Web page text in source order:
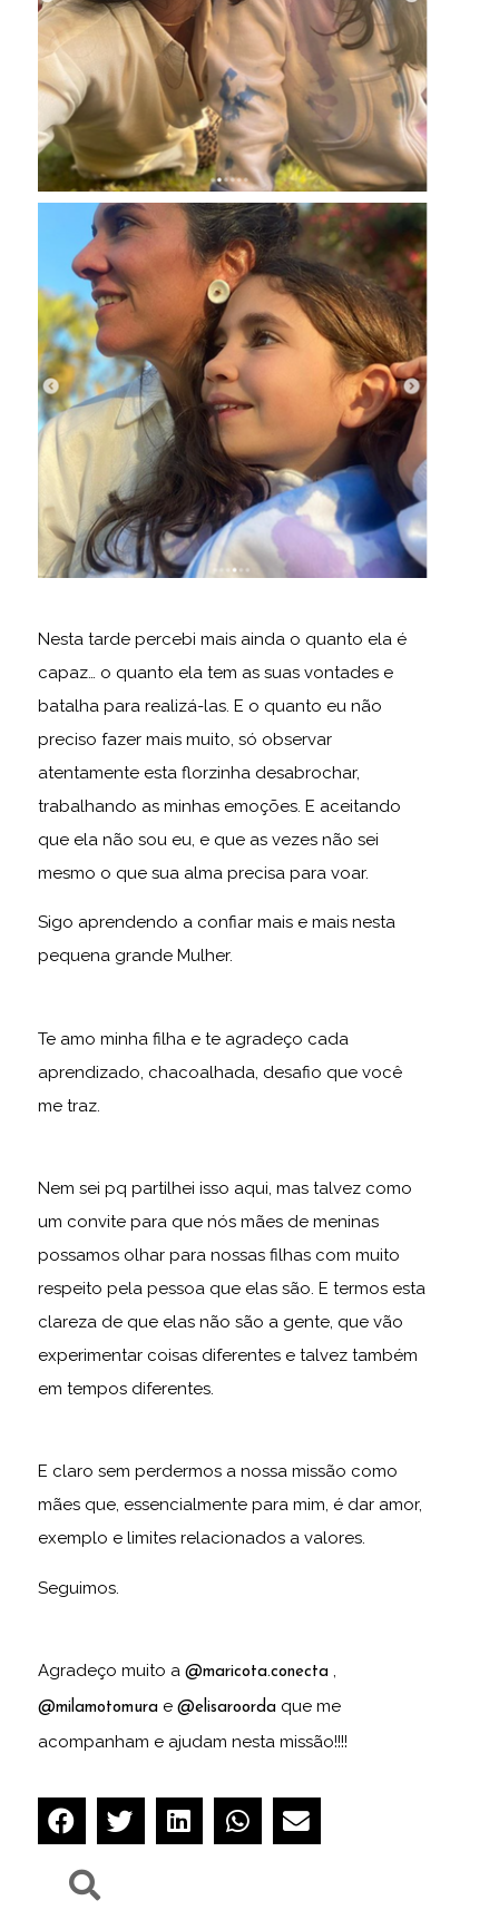
Nesta tarde percebi mais ainda o quanto ela é
capaz… o quanto ela tem as suas vontades e
batalha para realizá-las. E o quanto eu não
preciso fazer mais muito, só observar
atentamente esta florzinha desabrochar,
trabalhando as minhas emoções. E aceitando
que ela não sou eu, e que as vezes não sei
mesmo o que sua alma precisa para voar.
Sigo aprendendo a confiar mais e mais nesta
pequena grande Mulher.
Te amo minha filha e te agradeço cada
aprendizado, chacoalhada, desafio que você
me traz.
Nem sei pq partilhei isso aqui, mas talvez como
um convite para que nós mães de meninas
possamos olhar para nossas filhas com muito
respeito pela pessoa que elas são. E termos esta
clareza de que elas não são a gente, que vão
experimentar coisas diferentes e talvez também
em tempos diferentes.
E claro sem perdermos a nossa missão como
mães que, essencialmente para mim, é dar amor,
exemplo e limites relacionados a valores.
Seguimos.
Agradeço muito a @maricota.conecta ,
@milamotomura e @elisaroorda que me
acompanham e ajudam nesta missão!!!!